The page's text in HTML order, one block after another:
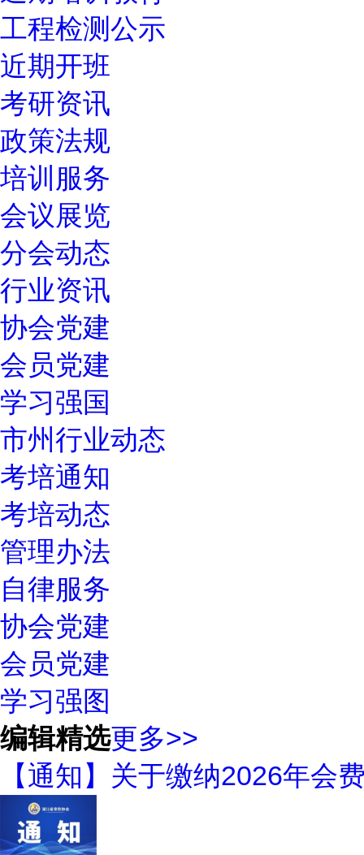
工程检测公示
近期开班
考研资讯
政策法规
培训服务
会议展览
分会动态
行业资讯
协会党建
会员党建
学习强国
市州行业动态
考培通知
考培动态
管理办法
自律服务
协会党建
会员党建
学习强图
编辑精选更多>>
【通知】关于缴纳2026年会